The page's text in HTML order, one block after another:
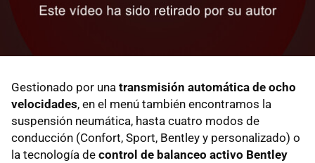
Gestionado por una transmisión automática de ocho
velocidades, en el menú también encontramos la
suspensión neumática, hasta cuatro modos de
conducción (Confort, Sport, Bentley y personalizado) o
la tecnología de control de balanceo activo Bentley